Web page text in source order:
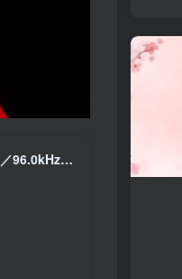
GARNiDELiA – 廻廻奇谭 (Cover) – Single(4524135014290)【24bit／96.0kHz】日本区